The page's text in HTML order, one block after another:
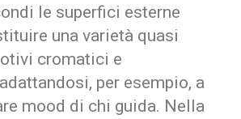
le superfici esterne
una varietà quasi
cromatici e
per esempio, a
mood di chi guida. Nella